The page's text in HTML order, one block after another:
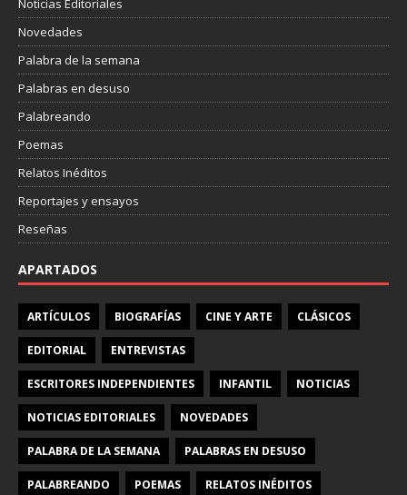
Noticias Editoriales
Novedades
Palabra de la semana
Palabras en desuso
Palabreando
Poemas
Relatos Inéditos
Reportajes y ensayos
Reseñas
APARTADOS
ARTÍCULOS BIOGRAFÍAS CINE Y ARTE CLÁSICOS
EDITORIAL ENTREVISTAS
ESCRITORES INDEPENDIENTES INFANTIL NOTICIAS
NOTICIAS EDITORIALES NOVEDADES
PALABRA DE LA SEMANA PALABRAS EN DESUSO
PALABREANDO POEMAS RELATOS INÉDITOS